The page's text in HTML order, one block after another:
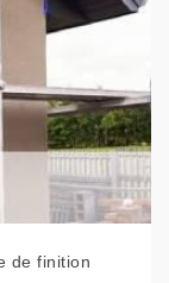
de finition